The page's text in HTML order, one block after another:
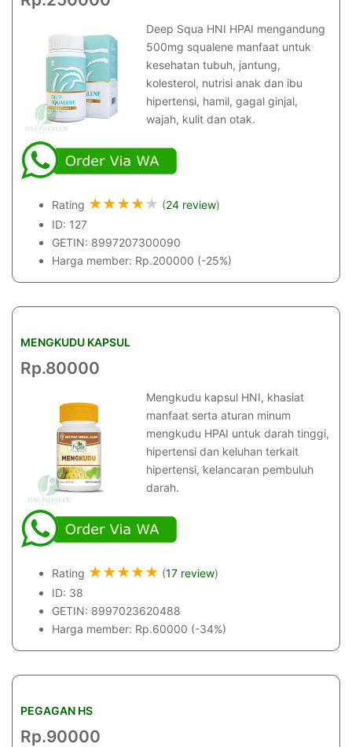
Deep Squa HNI HPAI mengandung
500mg squalene manfaat untuk
kesehatan tubuh, jantung,
kolesterol, nutrisi anak dan ibu
hipertensi, hamil, gagal ginjal,
wajah, kulit dan otak.
Rating ★★★★★ (24 review)
ID: 127
GETIN: 8997207300090
Harga member: Rp.200000 (-25%)
MENGKUDU KAPSUL
Rp.80000
Mengkudu kapsul HNI, khasiat
manfaat serta aturan minum
mengkudu HPAI untuk darah tinggi,
hipertensi dan keluhan terkait
hipertensi, kelancaran pembuluh
darah.
Rating ★★★★★ (17 review)
ID: 38
GETIN: 8997023620488
Harga member: Rp.60000 (-34%)
PEGAGAN HS
Rp.90000